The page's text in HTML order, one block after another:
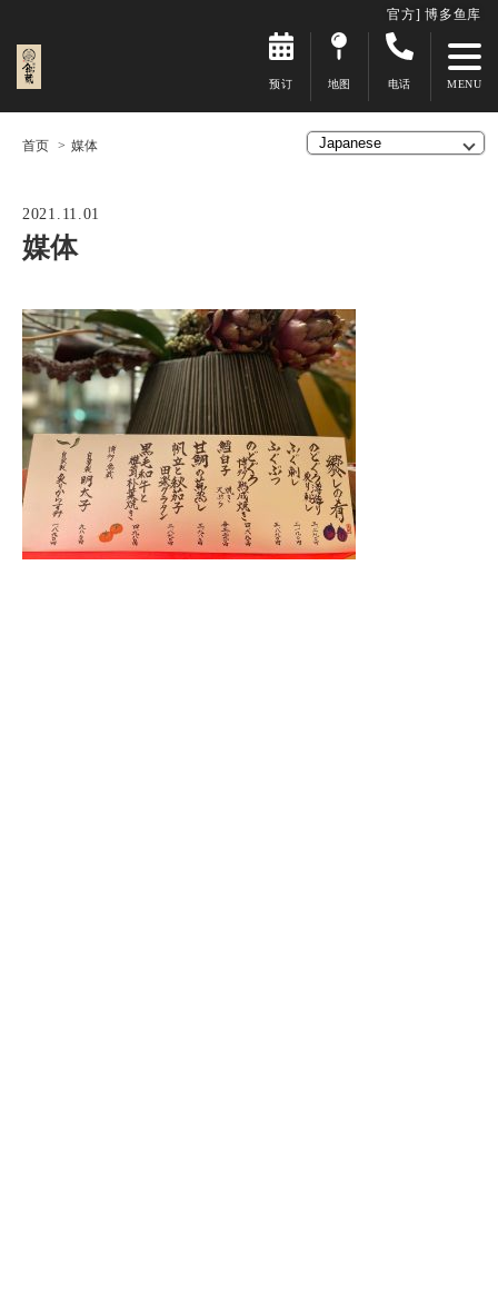
官方] 博多鱼库
预订 地图 电话
首页 媒体
2021.11.01
媒体